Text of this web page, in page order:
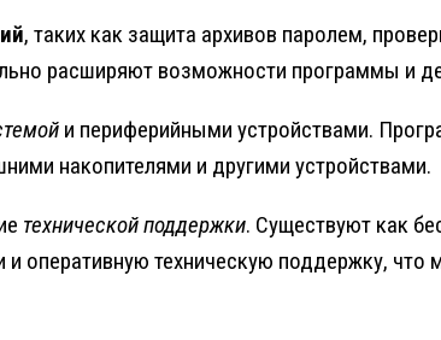
, таких как защита архивов паролем,
расширяют возможности программы и
и периферийными устройствами.
накопителями и другими устройствами.
технической поддержки. Существуют как
оперативную техническую поддержку, что